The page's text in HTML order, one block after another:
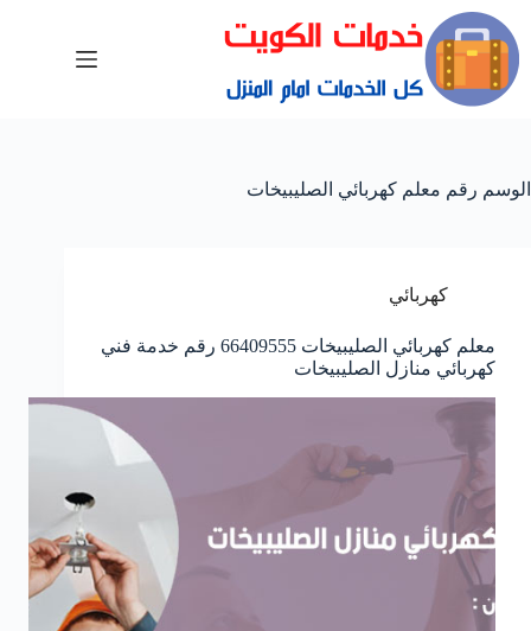
الوسم رقم معلم كهربائي الصليبيخات
كهربائي
معلم كهربائي الصليبيخات 66409555 رقم خدمة فني
كهربائي منازل الصليبيخات